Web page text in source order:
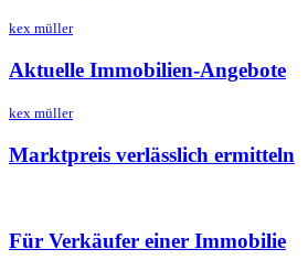
kex müller
Aktuelle Immobilien-Angebote
kex müller
Marktpreis verlässlich ermitteln
Für Verkäufer einer Immobilie